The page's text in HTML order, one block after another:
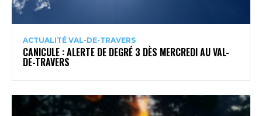
ACTUALITÉ VAL-DE-TRAVERS
CANICULE : ALERTE DE DEGRÉ 3 DÈS MERCREDI AU VAL-
DE-TRAVERS